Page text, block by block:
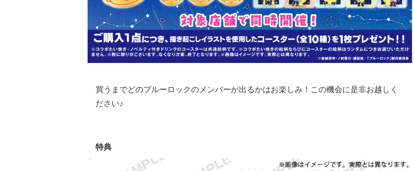
買うまでどのブルーロックのメンバーが出るかはお楽しみ！この機会に是非お越しく
ださい♪
特典